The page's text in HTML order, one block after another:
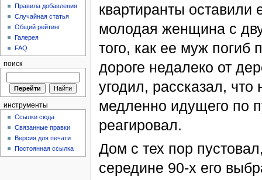
квартиранты
молодая женщина с
того, как ее муж погиб
дороге недалеко от
угодил, рассказал,
медленно идущего по
реагировал.
Дом с тех пор
середине 90-х его
Правила добавления
Случайная статья
Общий рейтинг
Галерея
FAQ
поиск
инструменты
Ссылки сюда
Связанные правки
Версия для печати
Постоянная ссылка